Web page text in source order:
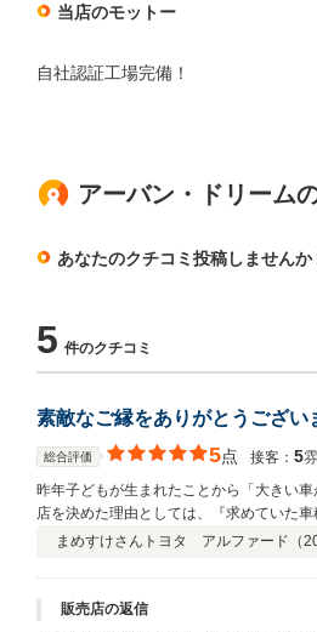
当店のモットー
自社認証工場完備！
アーバン・ドリーム
あなたのクチコミ投稿しませんか
5 件のクチコミ
素敵なご縁をありがとうござい
総合評価 5点 接客： 5
昨年子どもが生まれたことから「大きい
店を決めた理由としては、『求めていた
す。 最後まで安心してお取り引きが出来
まめすけさん トヨタ アルファード（
販売店の返信